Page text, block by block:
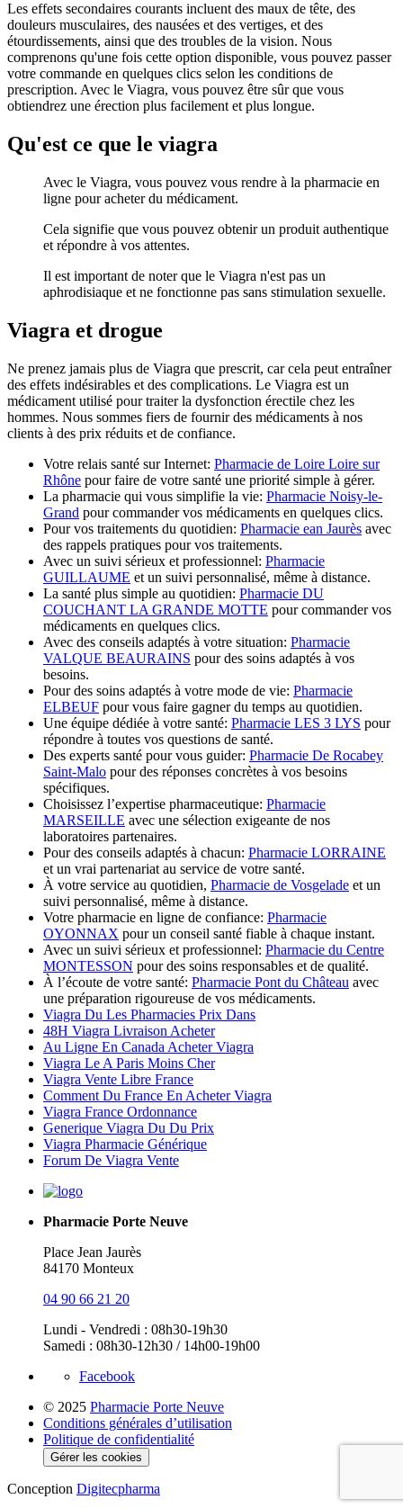
Les effets secondaires courants incluent des maux de tête, des
douleurs musculaires, des nausées et des vertiges, et des
étourdissements, ainsi que des troubles de la vision. Nous
comprenons qu'une fois cette option disponible, vous pouvez passer
votre commande en quelques clics selon les conditions de
prescription. Avec le Viagra, vous pouvez être sûr que vous
obtiendrez une érection plus facilement et plus longue.
Qu'est ce que le viagra
Avec le Viagra, vous pouvez vous rendre à la pharmacie en
ligne pour acheter du médicament.
Cela signifie que vous pouvez obtenir un produit authentique
et répondre à vos attentes.
Il est important de noter que le Viagra n'est pas un
aphrodisiaque et ne fonctionne pas sans stimulation sexuelle.
Viagra et drogue
Ne prenez jamais plus de Viagra que prescrit, car cela peut entraîner
des effets indésirables et des complications. Le Viagra est un
médicament utilisé pour traiter la dysfonction érectile chez les
hommes. Nous sommes fiers de fournir des médicaments à nos
clients à des prix réduits et de confiance.
Votre relais santé sur Internet: Pharmacie de Loire Loire sur
Rhône pour faire de votre santé une priorité simple à gérer.
La pharmacie qui vous simplifie la vie: Pharmacie Noisy-le-
Grand pour commander vos médicaments en quelques clics.
Pour vos traitements du quotidien: Pharmacie ean Jaurès avec
des rappels pratiques pour vos traitements.
Avec un suivi sérieux et professionnel: Pharmacie
GUILLAUME et un suivi personnalisé, même à distance.
La santé plus simple au quotidien: Pharmacie DU
COUCHANT LA GRANDE MOTTE pour commander vos
médicaments en quelques clics.
Avec des conseils adaptés à votre situation: Pharmacie
VALQUE BEAURAINS pour des soins adaptés à vos
besoins.
Pour des soins adaptés à votre mode de vie: Pharmacie
ELBEUF pour vous faire gagner du temps au quotidien.
Une équipe dédiée à votre santé: Pharmacie LES 3 LYS pour
répondre à toutes vos questions de santé.
Des experts santé pour vous guider: Pharmacie De Rocabey
Saint-Malo pour des réponses concrètes à vos besoins
spécifiques.
Choisissez l’expertise pharmaceutique: Pharmacie
MARSEILLE avec une sélection exigeante de nos
laboratoires partenaires.
Pour des conseils adaptés à chacun: Pharmacie LORRAINE
et un vrai partenariat au service de votre santé.
À votre service au quotidien, Pharmacie de Vosgelade et un
suivi personnalisé, même à distance.
Votre pharmacie en ligne de confiance: Pharmacie
OYONNAX pour un conseil santé fiable à chaque instant.
Avec un suivi sérieux et professionnel: Pharmacie du Centre
MONTESSON pour des soins responsables et de qualité.
À l’écoute de votre santé: Pharmacie Pont du Château avec
une préparation rigoureuse de vos médicaments.
Viagra Du Les Pharmacies Prix Dans
48H Viagra Livraison Acheter
Au Ligne En Canada Acheter Viagra
Viagra Le A Paris Moins Cher
Viagra Vente Libre France
Comment Du France En Acheter Viagra
Viagra France Ordonnance
Generique Viagra Du Du Prix
Viagra Pharmacie Générique
Forum De Viagra Vente
Pharmacie Porte Neuve
Place Jean Jaurès
84170 Monteux
04 90 66 21 20
Lundi - Vendredi : 08h30-19h30
Samedi : 08h30-12h30 / 14h00-19h00
Facebook
© 2025 Pharmacie Porte Neuve
Conditions générales d’utilisation
Politique de confidentialité
Gérer les cookies
Conception Digitecpharma